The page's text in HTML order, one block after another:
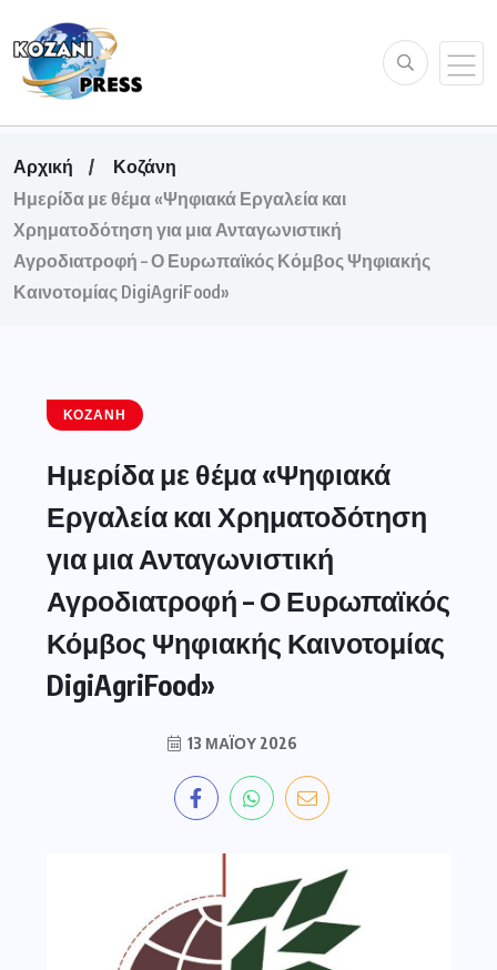
Αρχική
Κοζάνη
Ημερίδα με θέμα «Ψηφιακά Εργαλεία και
Χρηματοδότηση για μια Ανταγωνιστική
Αγροδιατροφή – Ο Ευρωπαϊκός Κόμβος Ψηφιακής
Καινοτομίας DigiAgriFood»
ΚΟΖΆΝΗ
Ημερίδα με θέμα «Ψηφιακά
Εργαλεία και Χρηματοδότηση
για μια Ανταγωνιστική
Αγροδιατροφή – Ο Ευρωπαϊκός
Κόμβος Ψηφιακής Καινοτομίας
DigiAgriFood»
13 ΜΑΪ́ΟΥ 2026